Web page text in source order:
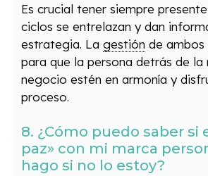
Es crucial tener siempre
ciclos se entrelazan y dan
estrategia. La gestión de ambos
para que la persona detrás de la
negocio estén en armonía y
proceso.
8. ¿Cómo puedo saber si
paz» con mi marca
hago si no lo estoy?